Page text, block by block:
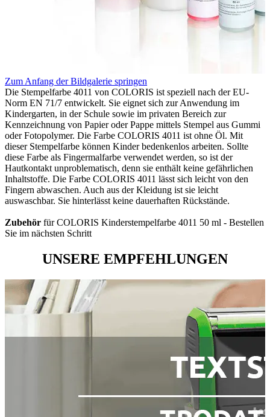
Zum Anfang der Bildgalerie springen
Die Stempelfarbe 4011 von COLORIS ist speziell nach der EU-
Norm EN 71/7 entwickelt. Sie eignet sich zur Anwendung im
Kindergarten, in der Schule sowie im privaten Bereich zur
Kennzeichnung von Papier oder Pappe mittels Stempel aus Gummi
oder Fotopolymer. Die Farbe COLORIS 4011 ist ohne Öl. Mit
dieser Stempelfarbe können Kinder bedenkenlos arbeiten. Sollte
diese Farbe als Fingermalfarbe verwendet werden, so ist der
Hautkontakt unproblematisch, denn sie enthält keine gefährlichen
Inhaltstoffe. Die Farbe COLORIS 4011 lässt sich leicht von den
Fingern abwaschen. Auch aus der Kleidung ist sie leicht
auswaschbar. Sie hinterlässt keine dauerhaften Rückstände.
Zubehör für COLORIS Kinderstempelfarbe 4011 50 ml - Bestellen
Sie im nächsten Schritt
UNSERE EMPFEHLUNGEN